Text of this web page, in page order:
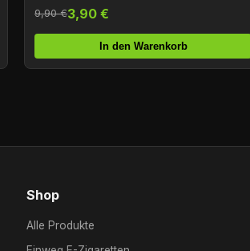
9,90 €3,90 €
In den Warenkorb
Shop
Alle Produkte